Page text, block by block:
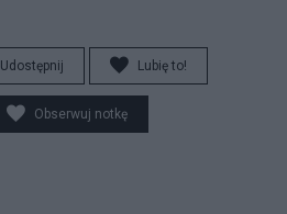
Udostępnij Lubię to!
Obserwuj notkę